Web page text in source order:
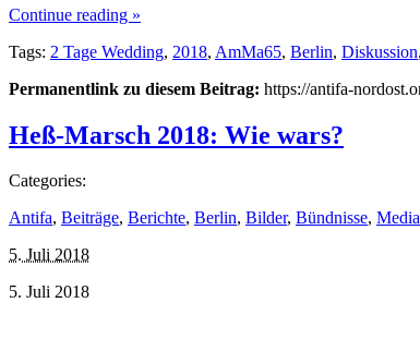
Continue reading »
Tags: 2 Tage Wedding, 2018, AmMa65, Berlin, Diskussion,
Permanentlink zu diesem Beitrag: https://antifa-
Heß-Marsch 2018: Wie wars?
Categories:
Antifa, Beiträge, Berichte, Berlin, Bilder, Bündnisse, Media
5. Juli 2018
5. Juli 2018